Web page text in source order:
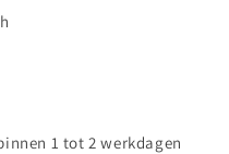
1 tot 2 werkdagen